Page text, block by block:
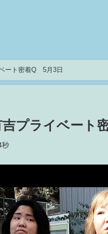
ート密着Q 5月3日
プライベート
秒